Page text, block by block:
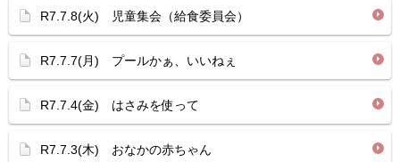
R7.7.8(火) 児童集会（給食委員会）
R7.7.7(月) プールかぁ、いいねぇ
R7.7.4(金) はさみを使って
R7.7.3(木) おなかの赤ちゃん